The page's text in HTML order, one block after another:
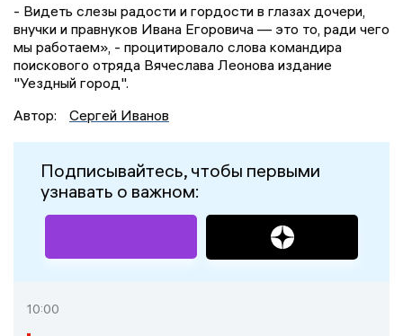
- Видеть слезы радости и гордости в глазах дочери,
внучки и правнуков Ивана Егоровича — это то, ради чего
мы работаем», - процитировало слова командира
поискового отряда Вячеслава Леонова издание
"Уездный город".
Автор:
Сергей Иванов
Подписывайтесь, чтобы первыми
узнавать о важном:
10:00